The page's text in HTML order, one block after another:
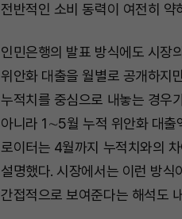
전반적인 소비 동력이 여전히 약
인민은행의 발표 방식에도 시장
위안화 대출을 월별로 공개하지
누적치를 중심으로 내놓는 경우
아니라 1∼5월 누적 위안화 대
로이터는 4월까지 누적치와의
설명했다. 시장에서는 이런 방
간접적으로 보여준다는 해석도